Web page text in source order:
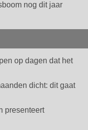
nog dit jaar
op dagen dat het
dicht: dit gaat
presenteert